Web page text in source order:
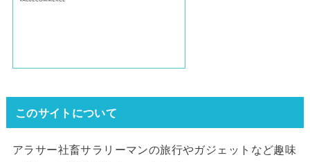
このサイトについて
アラサー社畜サラリーマンの旅行やガジェットなど趣味